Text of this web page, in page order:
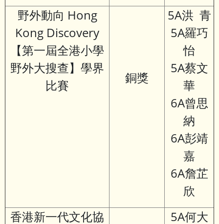
野外動向 Hong
Kong Discovery
【第一屆全港小學
野外大搜查】學界
比賽
銅獎
5A洪 青
5A羅巧
怡
5A蔡文
華
6A曾思
納
6A彭靖
嘉
6A詹芷
欣
香港新一代文化協
5A何大